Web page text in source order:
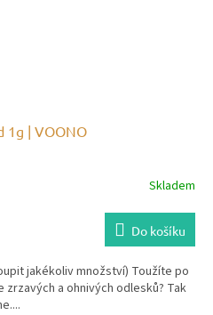
1g | VOONO
Skladem
Do košíku
jakékoliv množství) Toužíte po
a ohnivých odlesků? Tak